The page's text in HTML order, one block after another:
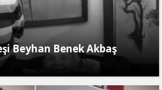
Beyhan Benek Akbaş